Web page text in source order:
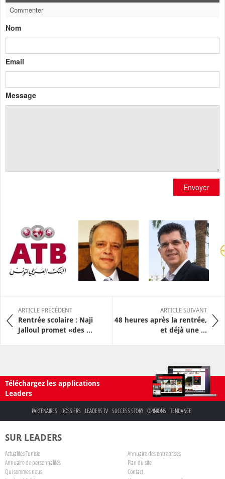
Commenter
Nom
Email
Message
Envoyer
ARTICLE PRÉCÉDENT
Rentrée scolaire : Naji
Jalloul promet «des ...
ARTICLE SUIVANT
48 heures après la rentrée,
et déjà une ...
Téléchargez les applications
Leaders
PARTENAIRES DOSSIERS LEADERS TV SUCCESS STORY OPINIONS TENDANCE
SUR LEADERS
Actualités Tunisie
Annuaire des entreprises
Annuaire de personnalités
Plan du site
Qui sommes nous
Contact